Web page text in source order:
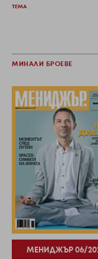
ТЕМА
МИНАЛИ БРОЕВЕ
МЕНИДЖЪР 06/